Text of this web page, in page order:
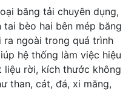
băng tải chuyên dụng,
bèo hai bên mép băng
ngoài trong quá trình
hệ thống làm việc hiệu
rời, kích thước không
than, cát, đá, xi măng,